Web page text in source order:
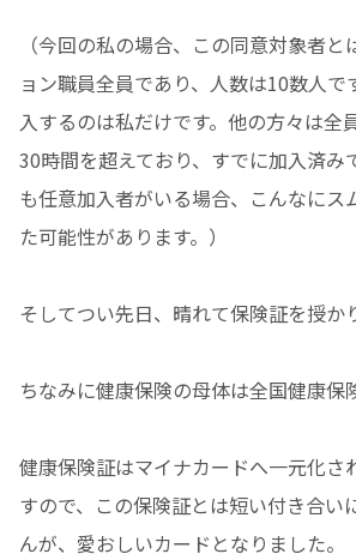
（今回の私の場合、この同意対象者
ョン職員全員であり、人数は10数人で
入するのは私だけです。他の方々は全
30時間を超えており、すでに加入済み
も任意加入者がいる場合、こんなにス
た可能性があります。）
そしてつい先日、晴れて保険証を授か
ちなみに健康保険の母体は全国健康保
健康保険証はマイナカードへ一元化さ
すので、この保険証とは短い付き合い
んが、愛おしいカードとなりました。